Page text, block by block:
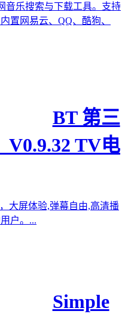
音乐搜索与下载工具。支持
置网易云、QQ、酷狗、
BT 第三
TV电
大屏体验,弹幕自由,高清播
户。...
Simple